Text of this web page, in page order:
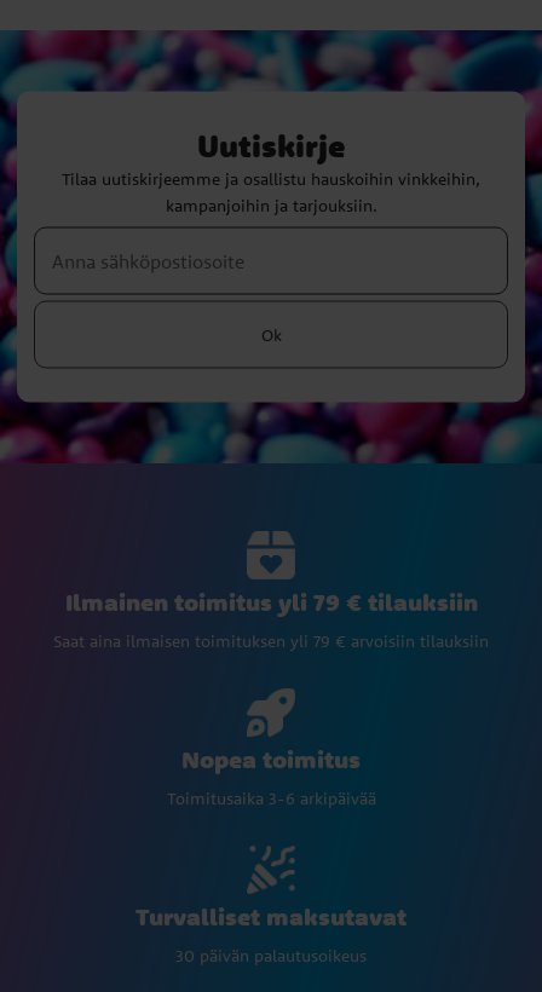
Uutiskirje
Tilaa uutiskirjeemme ja osallistu hauskoihin vinkkeihin,
kampanjoihin ja tarjouksiin.
Ok
Ilmainen toimitus yli 79 € tilauksiin
Saat aina ilmaisen toimituksen yli 79 € arvoisiin tilauksiin
Nopea toimitus
Toimitusaika 3-6 arkipäivää
Turvalliset maksutavat
30 päivän palautusoikeus